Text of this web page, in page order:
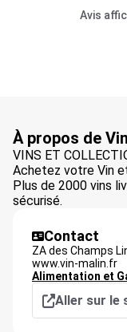
Avis
À propos de
VINS ET
Achetez votre Vin
Plus de 2000 vins
sécurisé.
Contact
ZA des Champs
www.vin-malin.fr
Alimentation et
Aller sur le